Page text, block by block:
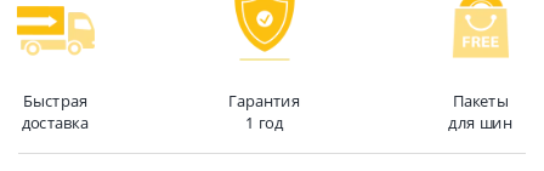
Быстрая
доставка
Гарантия
1 год
Пакеты
для шин